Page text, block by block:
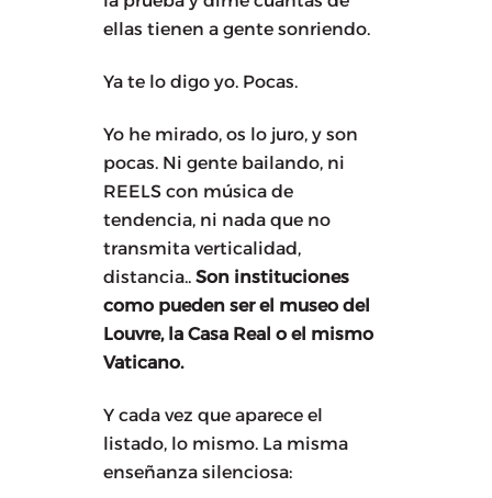
ellas tienen a gente sonriendo.
Ya te lo digo yo. Pocas.
Yo he mirado, os lo juro, y son
pocas. Ni gente bailando, ni
REELS con música de
tendencia, ni nada que no
transmita verticalidad,
distancia.. Son instituciones
como pueden ser el museo del
Louvre, la Casa Real o el mismo
Vaticano.
Y cada vez que aparece el
listado, lo mismo. La misma
enseñanza silenciosa: